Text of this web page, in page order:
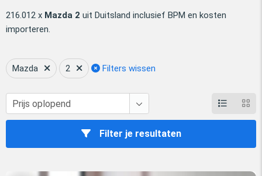
216.012 x Mazda 2 uit Duitsland inclusief BPM en kosten
importeren.
Mazda 2 Filters wissen
Filter je resultaten